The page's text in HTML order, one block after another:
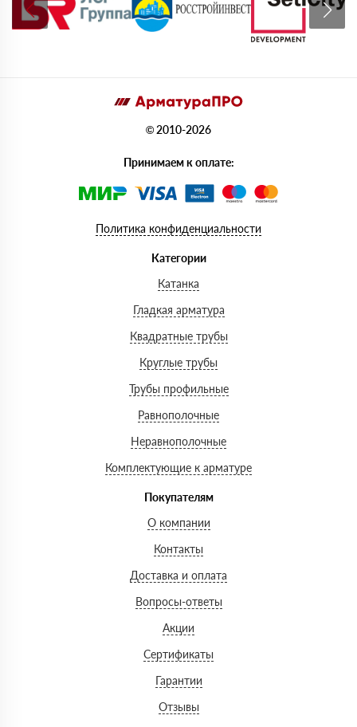
© 2010-2026
Принимаем к оплате:
Политика конфиденциальности
Категории
Катанка
Гладкая арматура
Квадратные трубы
Круглые трубы
Трубы профильные
Равнополочные
Неравнополочные
Комплектующие к арматуре
Покупателям
О компании
Контакты
Доставка и оплата
Вопросы-ответы
Акции
Сертификаты
Гарантии
Отзывы